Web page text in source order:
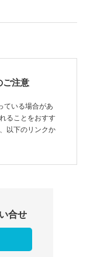
ご注意
ている場合があ
ることをおすす
以下のリンクか
合せ